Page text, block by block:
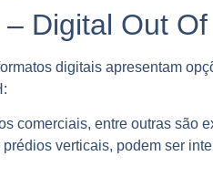
Digital Out
digitais apresentam
comerciais, entre outras são
verticais, podem ser